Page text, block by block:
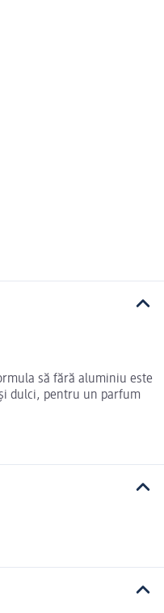
să fără aluminiu este
dulci, pentru un parfum